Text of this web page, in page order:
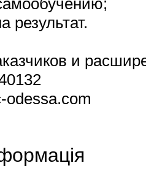
результат.
и
odessa.com